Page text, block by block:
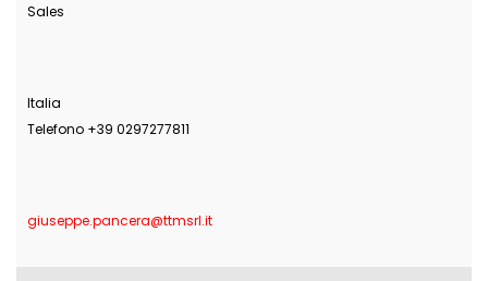
Sales
Italia
Telefono +39 0297277811
giuseppe.pancera@ttmsrl.it